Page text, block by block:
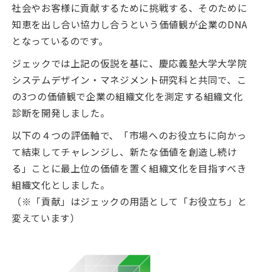
社会やお客様に貢献するために挑戦する、そのために
知恵を出し合い協力し合うという価値観が企業のDNA
となっているのです。
ジェックでは上記の仮説を基に、慶応義塾大学大学院
システムデザイン・マネジメント研究科と共同で、こ
の3つの価値観で企業の組織文化を測定する組織文化
診断を開発しました。
以下の４つの評価軸で、「市場へのお役立ちに向かっ
て結束してチャレンジし、新たな価値を創造し続け
る」ことに最上位の価値を置く組織文化を目指すべき
組織文化としました。
（※「貢献」はジェックの用語として「お役立ち」と
変えています）